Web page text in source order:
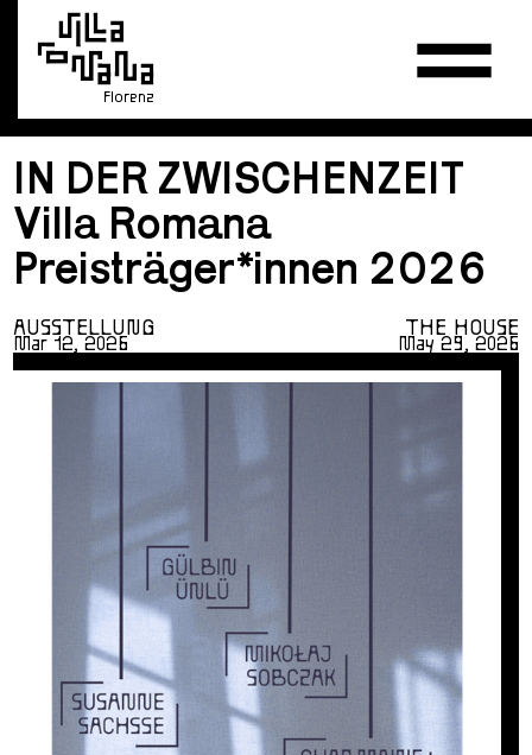
Florenz
IN DER ZWISCHENZEIT
Villa Romana
Preisträger*innen 2026
AUSSTELLUNG THE HOUSE
Mar 12, 2026 May 29, 2026